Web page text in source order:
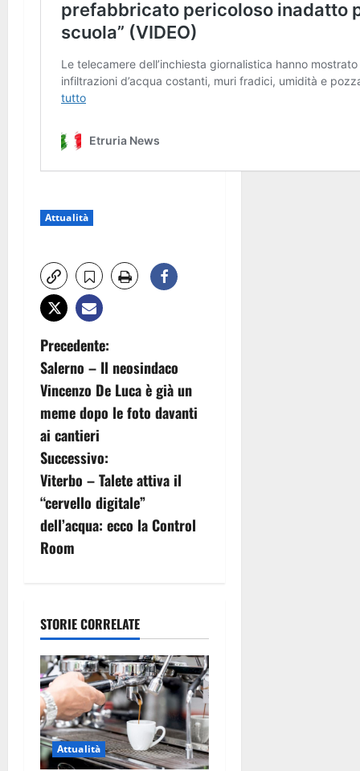
Attualità
N
a
v
i
g
a
z
o
n
e
a
r
Precedente:
Salerno – Il neosindaco
Vincenzo De Luca è già un
meme dopo le foto davanti
ai cantieri
Successivo:
Viterbo – Talete attiva il
“cervello digitale”
dell’acqua: ecco la Control
Room
STORIE CORRELATE
Attualità